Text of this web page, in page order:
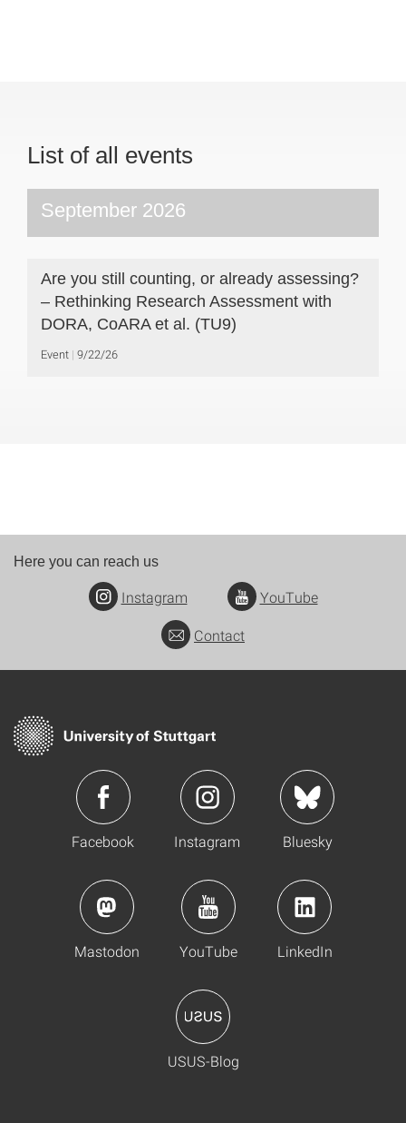
List of all events
September 2026
Are you still counting, or already assessing?
– Rethinking Research Assessment with
DORA, CoARA et al. (TU9)
Event 9/22/26
Here you can reach us
Instagram
YouTube
Contact
Facebook Instagram Bluesky
Mastodon YouTube LinkedIn
USUS-Blog